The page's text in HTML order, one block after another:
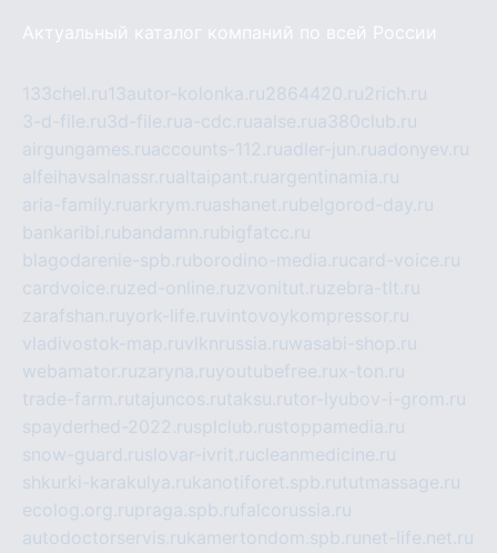
Актуальный каталог компаний по всей России
133chel.ru13autor-kolonka.ru2864420.ru2rich.ru
3-d-file.ru3d-file.rua-cdc.ruaalse.rua380club.ru
airgungames.ruaccounts-112.ruadler-jun.ruadonyev.ru
alfeihavsalnassr.rualtaipant.ruargentinamia.ru
aria-family.ruarkrym.ruashanet.rubelgorod-day.ru
bankaribi.rubandamn.rubigfatcc.ru
blagodarenie-spb.ruborodino-media.rucard-voice.ru
cardvoice.ruzed-online.ruzvonitut.ruzebra-tlt.ru
zarafshan.ruyork-life.ruvintovoykompressor.ru
vladivostok-map.ruvlknrussia.ruwasabi-shop.ru
webamator.ruzaryna.ruyoutubefree.rux-ton.ru
trade-farm.rutajuncos.rutaksu.rutor-lyubov-i-grom.ru
spayderhed-2022.rusplclub.rustoppamedia.ru
snow-guard.ruslovar-ivrit.rucleanmedicine.ru
shkurki-karakulya.rukanotiforet.spb.rututmassage.ru
ecolog.org.rupraga.spb.rufalcorussia.ru
autodoctorservis.rukamertondom.spb.ru net-life.net.ru